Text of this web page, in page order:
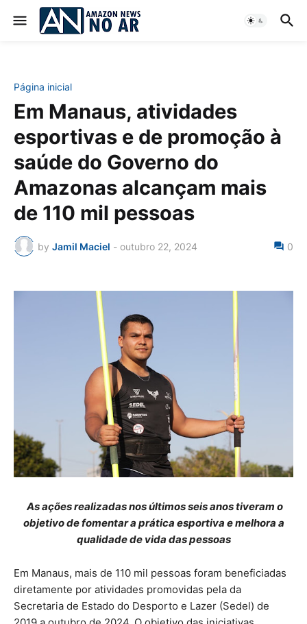
Página inicial
Em Manaus, atividades
esportivas e de promoção à
saúde do Governo do
Amazonas alcançam mais
de 110 mil pessoas
by Jamil Maciel - outubro 22, 2024 0
As ações realizadas nos últimos seis anos tiveram o
objetivo de fomentar a prática esportiva e melhora a
qualidade de vida das pessoas
Em Manaus, mais de 110 mil pessoas foram beneficiadas
diretamente por atividades promovidas pela da
Secretaria de Estado do Desporto e Lazer (Sedel) de